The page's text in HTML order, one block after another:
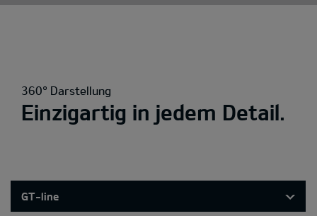
360° Darstellung
Einzigartig in jedem Detail.
GT-line